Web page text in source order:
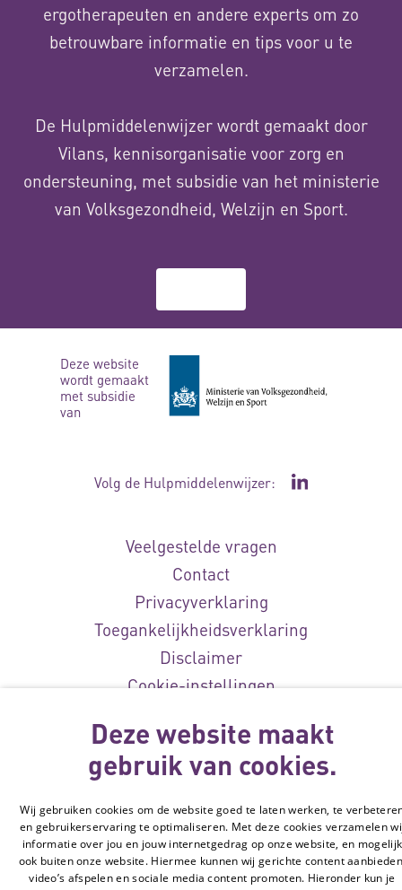
ergotherapeuten en andere experts om zo
betrouwbare informatie en tips voor u te
verzamelen.
De Hulpmiddelenwijzer wordt gemaakt door
Vilans, kennisorganisatie voor zorg en
ondersteuning, met subsidie van het ministerie
van Volksgezondheid, Welzijn en Sport.
Deze website
wordt gemaakt
met subsidie
van
Volg de Hulpmiddelenwijzer: Ga naar de
Veelgestelde vragen
Contact
Privacyverklaring
Toegankelijkheidsverklaring
Disclaimer
Cookie-instellingen
© Vilans, 2026
Deze website maakt
gebruik van cookies.
Wij gebruiken cookies om de website goed te laten werken, te
en gebruikerservaring te optimaliseren. Met deze cookies verzamelen
informatie over jou en jouw internetgedrag op onze website, en mogelijk
ook buiten onze website. Hiermee kunnen wij gerichte content
video’s afspelen en sociale media content promoten. Hieronder kun je